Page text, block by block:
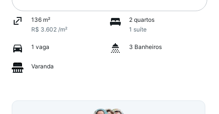
136 m²
R$ 3.602 /m²
2 quartos
1 suíte
1 vaga 3 Banheiros
Varanda